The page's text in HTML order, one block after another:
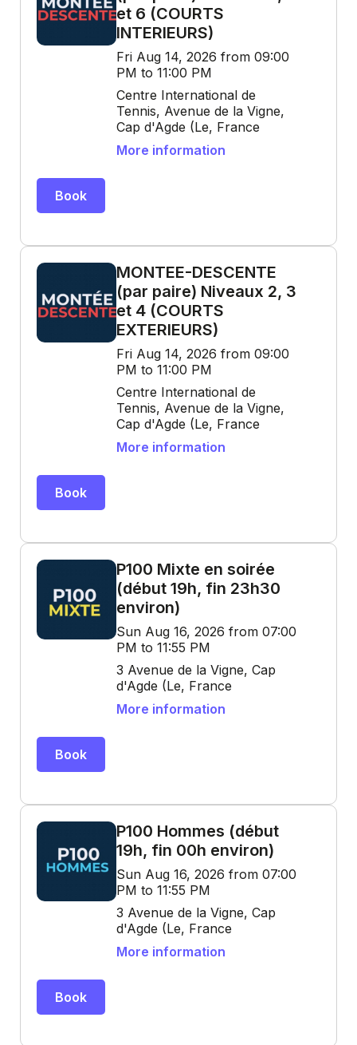
et 6 (COURTS
INTERIEURS)
Fri Aug 14, 2026 from 09:00
PM to 11:00 PM
Centre International de
Tennis, Avenue de la Vigne,
Cap d'Agde (Le, France
More information
Book
MONTEE-DESCENTE
(par paire) Niveaux 2, 3
et 4 (COURTS
EXTERIEURS)
Fri Aug 14, 2026 from 09:00
PM to 11:00 PM
Centre International de
Tennis, Avenue de la Vigne,
Cap d'Agde (Le, France
More information
Book
P100 Mixte en soirée
(début 19h, fin 23h30
environ)
Sun Aug 16, 2026 from 07:00
PM to 11:55 PM
3 Avenue de la Vigne, Cap
d'Agde (Le, France
More information
Book
P100 Hommes (début
19h, fin 00h environ)
Sun Aug 16, 2026 from 07:00
PM to 11:55 PM
3 Avenue de la Vigne, Cap
d'Agde (Le, France
More information
Book